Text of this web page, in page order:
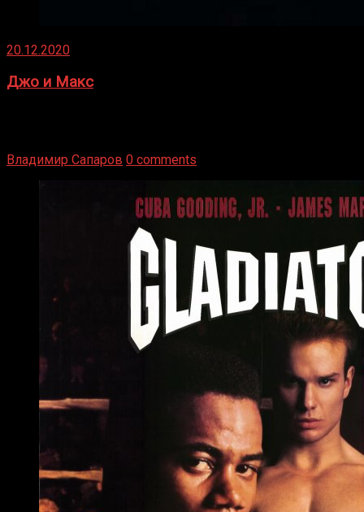
20.12.2020
Джо и Макс
Владимир Сапаров 0 comments